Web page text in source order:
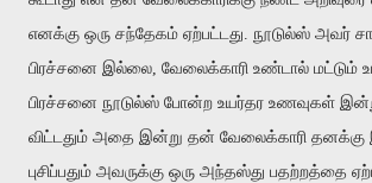
எனக்கு ஒரு சந்தேகம் ஏற்பட்டது. நூடுல்ஸ் அவர்
பிரச்சனை இல்லை, வேலைக்காரி உண்டால் மட்டும்
பிரச்சனை நூடுல்ஸ் போன்ற உயர்தர உணவுகள்
விட்டதும் அதை இன்று தன் வேலைக்காரி
புசிப்பதும் அவருக்கு ஒரு அந்தஸ்து பதற்றத்தை